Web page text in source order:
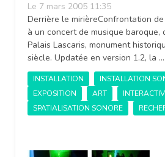
Le 7 mars 2005 11:35
Derrière le mirièreConfrontation
à un concert de musique baroque,
Palais Lascaris, monument
siècle. Updatée en version 1.2, la …
INSTALLATION
INSTALLATION
EXPOSITION
ART
SPATIALISATION SONORE